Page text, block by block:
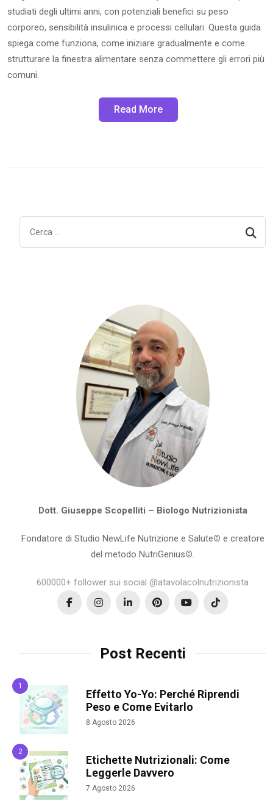
studiati degli ultimi anni, con potenziali benefici su peso
corporeo, sensibilità insulinica e processi cellulari. Questa guida
spiega come funziona, come iniziare gradualmente e come
strutturare la finestra alimentare senza commettere gli errori più
comuni.
Read More
Dott. Giuseppe Scopelliti – Biologo Nutrizionista
Fondatore di Studio NewLife Nutrizione e Salute© e creatore
del metodo NutriGenius©.
600000+ follower sui social @atavolacolnutrizionista
Post Recenti
Effetto Yo-Yo: Perché Riprendi
Peso e Come Evitarlo
8 Agosto 2026
Etichette Nutrizionali: Come
Leggerle Davvero
7 Agosto 2026